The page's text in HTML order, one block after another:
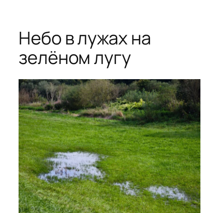
Небо в лужах на
зелёном лугу